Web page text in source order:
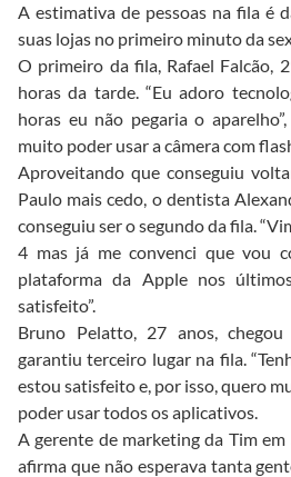
A estimativa de pessoas na fila é
suas lojas no primeiro minuto da
O primeiro da fila, Rafael Falcão,
horas da tarde. “Eu adoro
horas eu não pegaria o
muito poder usar a câmera com
Aproveitando que conseguiu
Paulo mais cedo, o dentista
conseguiu ser o segundo da fila.
4 mas já me convenci que vou
plataforma da Apple nos
satisfeito”.
Bruno Pelatto, 27 anos,
garantiu terceiro lugar na fila.
estou satisfeito e, por isso, quero
poder usar todos os aplicativos.
A gerente de marketing da Tim em
afirma que não esperava tanta